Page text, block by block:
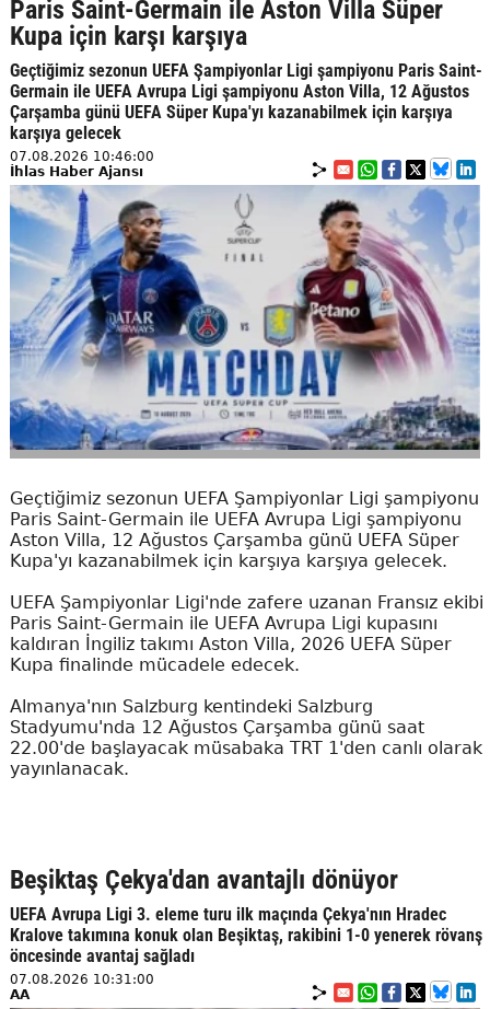
Paris Saint-Germain ile Aston Villa Süper
Kupa için karşı karşıya
Geçtiğimiz sezonun UEFA Şampiyonlar Ligi şampiyonu Paris Saint-
Germain ile UEFA Avrupa Ligi şampiyonu Aston Villa, 12 Ağustos
Çarşamba günü UEFA Süper Kupa'yı kazanabilmek için karşıya
karşıya gelecek
07.08.2026 10:46:00
İhlas Haber Ajansı
Geçtiğimiz sezonun UEFA Şampiyonlar Ligi şampiyonu
Paris Saint-Germain ile UEFA Avrupa Ligi şampiyonu
Aston Villa, 12 Ağustos Çarşamba günü UEFA Süper
Kupa'yı kazanabilmek için karşıya karşıya gelecek.
UEFA Şampiyonlar Ligi'nde zafere uzanan Fransız ekibi
Paris Saint-Germain ile UEFA Avrupa Ligi kupasını
kaldıran İngiliz takımı Aston Villa, 2026 UEFA Süper
Kupa finalinde mücadele edecek.
Almanya'nın Salzburg kentindeki Salzburg
Stadyumu'nda 12 Ağustos Çarşamba günü saat
22.00'de başlayacak müsabaka TRT 1'den canlı olarak
yayınlanacak.
Beşiktaş Çekya'dan avantajlı dönüyor
UEFA Avrupa Ligi 3. eleme turu ilk maçında Çekya'nın Hradec
Kralove takımına konuk olan Beşiktaş, rakibini 1-0 yenerek rövanş
öncesinde avantaj sağladı
07.08.2026 10:31:00
AA